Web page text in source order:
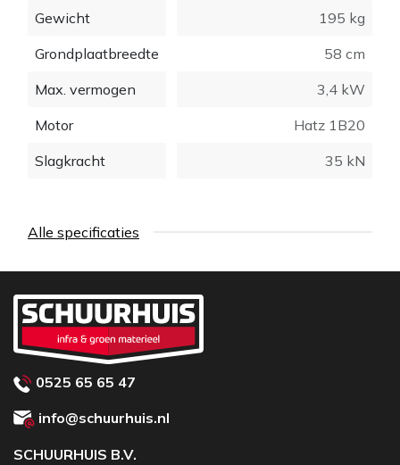
Gewicht
195 kg
Grondplaatbreedte
58 cm
Max. vermogen
3,4 kW
Motor
Hatz 1B20
Slagkracht
35 kN
Alle specificaties
0525 65 65 47
info@schuurhuis.nl
SCHUURHUIS B.V.